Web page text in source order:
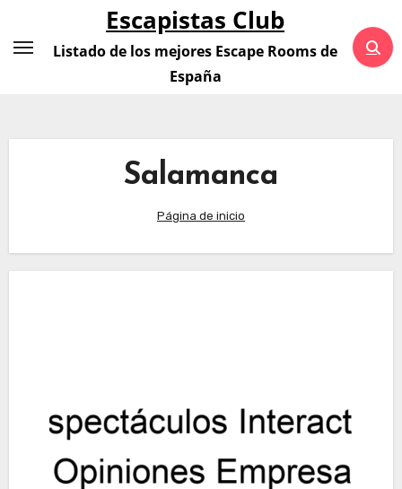
contenido
Escapistas Club
Listado de los mejores Escape Rooms de
España
Salamanca
Página de inicio